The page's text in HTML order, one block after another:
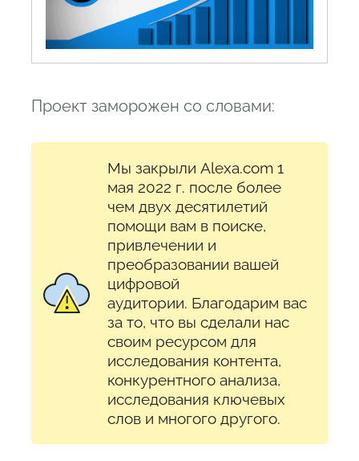
Проект заморожен со словами:
Мы закрыли Alexa.com 1
мая 2022 г. после более
чем двух десятилетий
помощи вам в поиске,
привлечении и
преобразовании вашей
цифровой
аудитории. Благодарим вас
за то, что вы сделали нас
своим ресурсом для
исследования контента,
конкурентного анализа,
исследования ключевых
слов и многого другого.